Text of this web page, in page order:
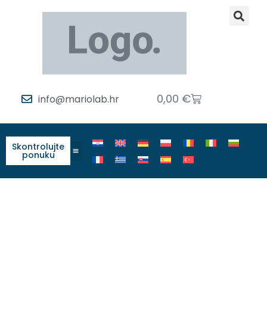
info@mariolab.hr 0,00 €
Skontrolujte
ponuku